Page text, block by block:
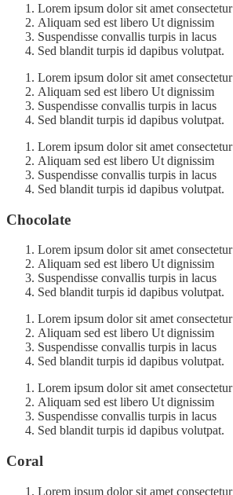
Lorem ipsum dolor sit amet consectetur
Aliquam sed est libero Ut dignissim
Suspendisse convallis turpis in lacus
Sed blandit turpis id dapibus volutpat.
Lorem ipsum dolor sit amet consectetur
Aliquam sed est libero Ut dignissim
Suspendisse convallis turpis in lacus
Sed blandit turpis id dapibus volutpat.
Lorem ipsum dolor sit amet consectetur
Aliquam sed est libero Ut dignissim
Suspendisse convallis turpis in lacus
Sed blandit turpis id dapibus volutpat.
Chocolate
Lorem ipsum dolor sit amet consectetur
Aliquam sed est libero Ut dignissim
Suspendisse convallis turpis in lacus
Sed blandit turpis id dapibus volutpat.
Lorem ipsum dolor sit amet consectetur
Aliquam sed est libero Ut dignissim
Suspendisse convallis turpis in lacus
Sed blandit turpis id dapibus volutpat.
Lorem ipsum dolor sit amet consectetur
Aliquam sed est libero Ut dignissim
Suspendisse convallis turpis in lacus
Sed blandit turpis id dapibus volutpat.
Coral
Lorem ipsum dolor sit amet consectetur